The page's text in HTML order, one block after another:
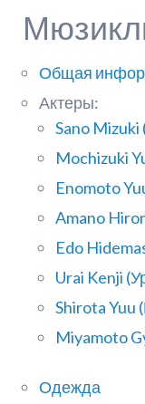
Общая
Актеры:
Sano
Mochizuki
Enomoto
Amano
Edo
Urai Kenji
Shirota
Miyamoto
Одежда